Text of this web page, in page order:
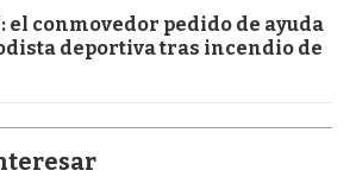
el conmovedor pedido de ayuda
deportiva tras incendio de